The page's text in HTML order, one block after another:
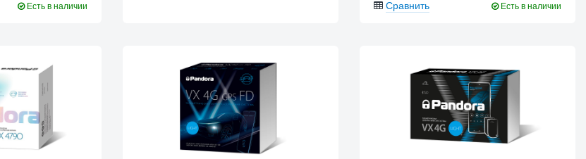
Есть в наличии
Сравнить
Есть в наличии